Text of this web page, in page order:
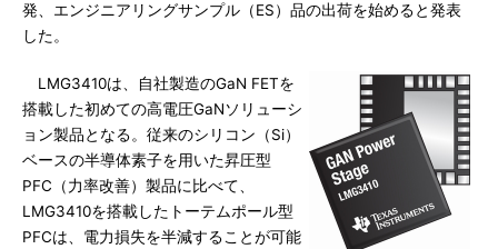
発、エンジニアリングサンプル（ES）品の出荷を始めると発表
した。
LMG3410は、自社製造のGaN FETを
搭載した初めての高電圧GaNソリューシ
ョン製品となる。従来のシリコン（Si）
ベースの半導体素子を用いた昇圧型
PFC（力率改善）製品に比べて、
LMG3410を搭載したトーテムポール型
PFCは、電力損失を半減することが可能